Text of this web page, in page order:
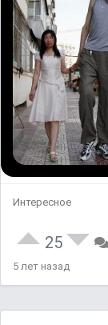
Интересное
25
5 лет назад